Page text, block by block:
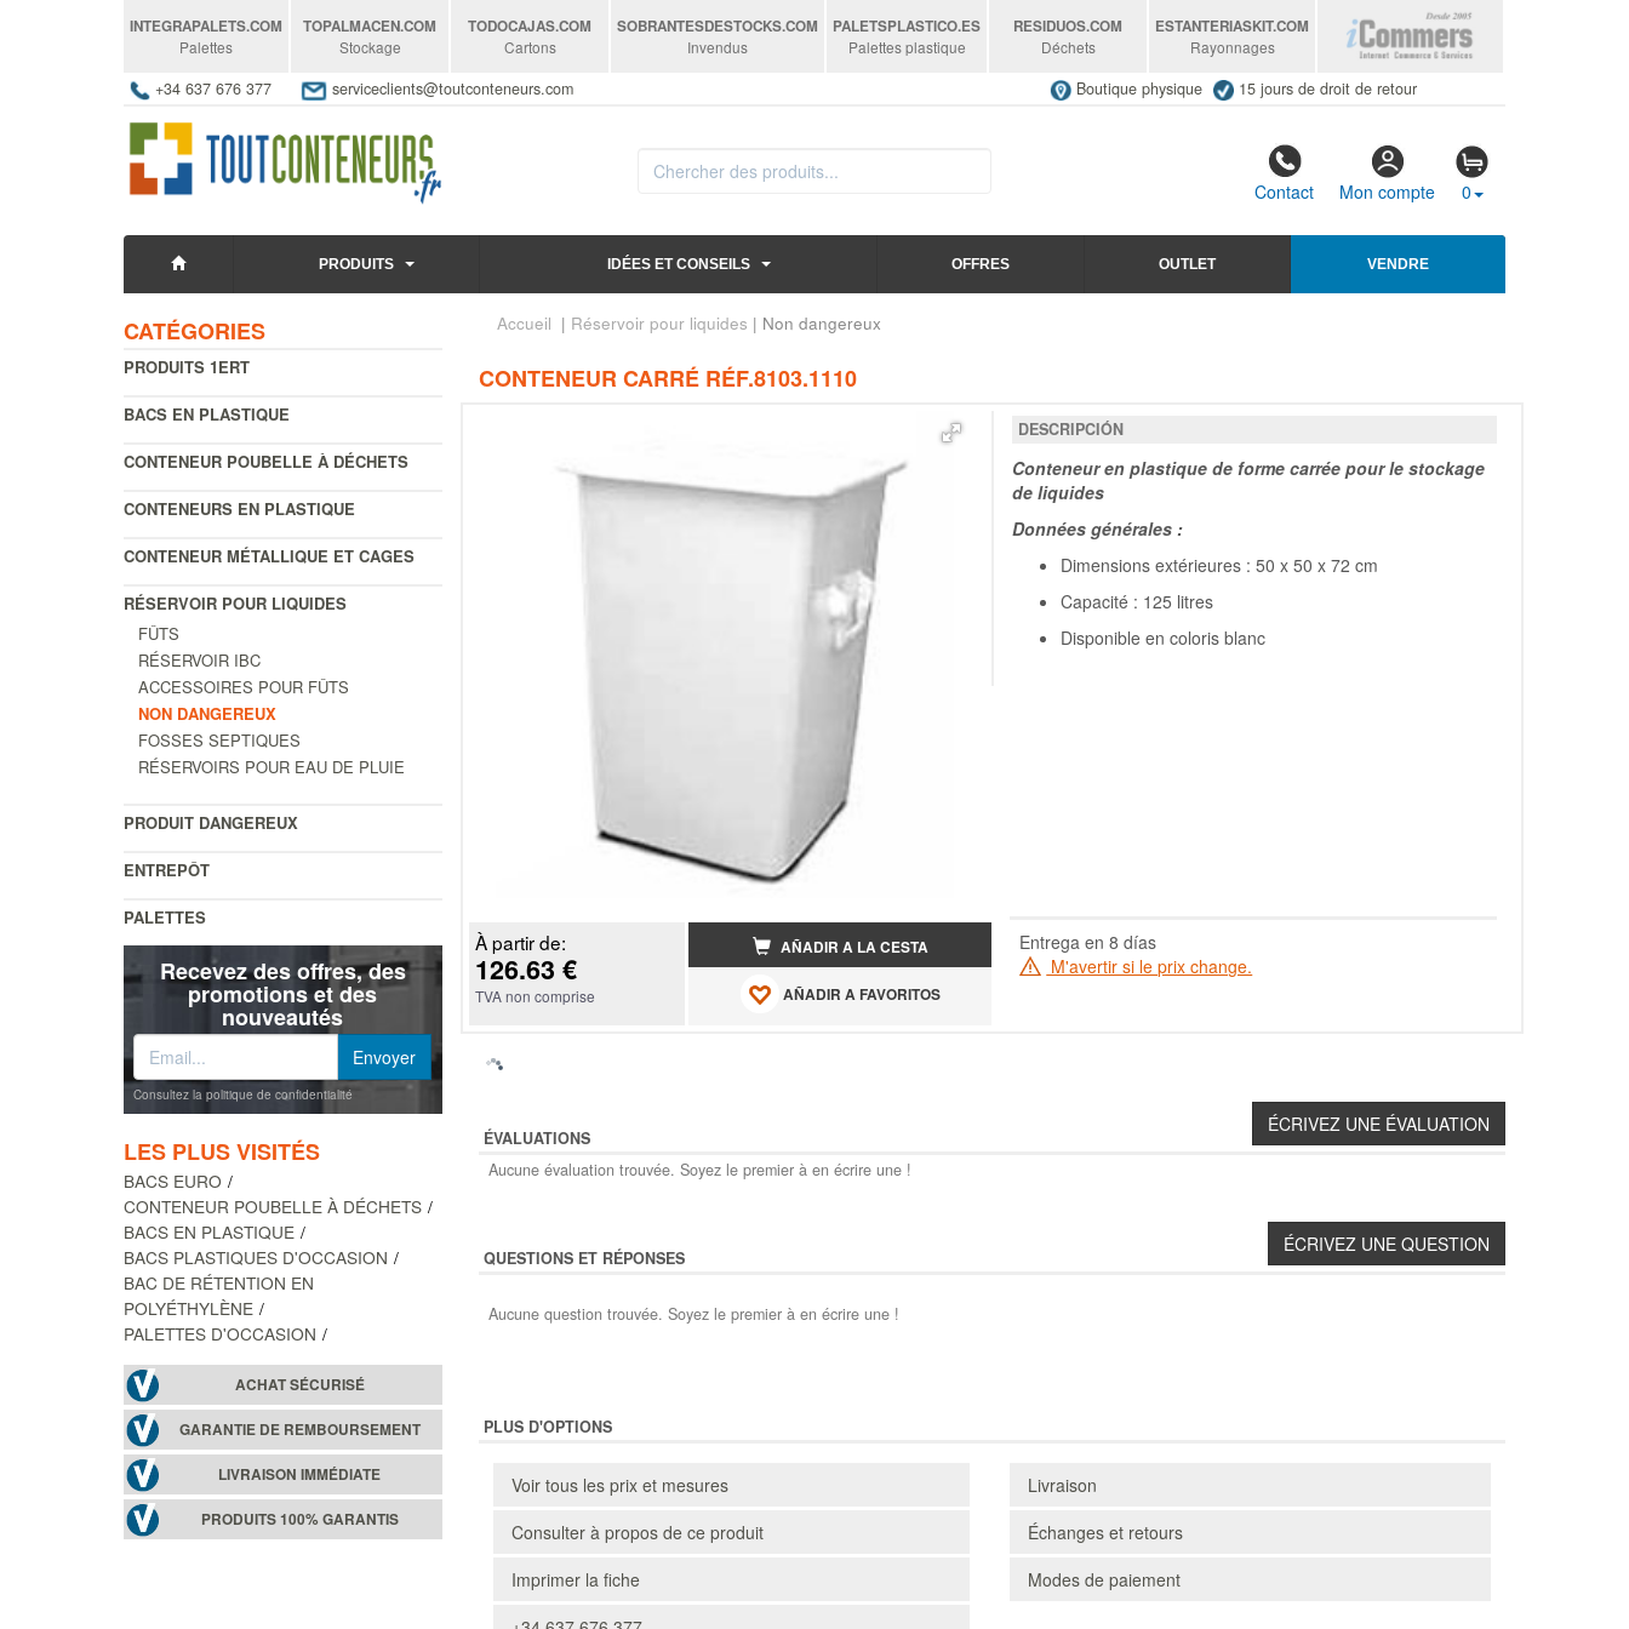
INTEGRAPALETS.COM
Palettes
TOPALMACEN.COM
Stockage
TODOCAJAS.COM
Cartons
SOBRANTESDESTOCKS.COM
Invendus
PALETSPLASTICO.ES
Palettes plastique
RESIDUOS.COM
Déchets
ESTANTERIASKIT.COM
Rayonnages
+34 637 676 377 serviceclients@toutconteneurs.com Boutique physique 15 jours de droit de retour
Contact Mon compte 0
PRODUITS IDÉES ET CONSEILS OFFRES OUTLET VENDRE
CATÉGORIES
PRODUITS 1ERT
BACS EN PLASTIQUE
CONTENEUR POUBELLE À DÉCHETS
CONTENEURS EN PLASTIQUE
CONTENEUR MÉTALLIQUE ET CAGES
RÉSERVOIR POUR LIQUIDES
FÛTS
RÉSERVOIR IBC
ACCESSOIRES POUR FÛTS
NON DANGEREUX
FOSSES SEPTIQUES
RÉSERVOIRS POUR EAU DE PLUIE
PRODUIT DANGEREUX
ENTREPÔT
PALETTES
Recevez des offres, des
promotions et des
nouveautés
Consultez la politique de confidentialité
LES PLUS VISITÉS
BACS EURO
CONTENEUR POUBELLE À DÉCHETS
BACS EN PLASTIQUE
BACS PLASTIQUES D'OCCASION
BAC DE RÉTENTION EN
POLYÉTHYLÈNE
PALETTES D'OCCASION
ACHAT SÉCURISÉ
GARANTIE DE REMBOURSEMENT
LIVRAISON IMMÉDIATE
PRODUITS 100% GARANTIS
Accueil | Réservoir pour liquides | Non dangereux
CONTENEUR CARRÉ RÉF.8103.1110
DESCRIPCIÓN
Conteneur en plastique de forme carrée pour le stockage
de liquides
Données générales :
Dimensions extérieures : 50 x 50 x 72 cm
Capacité : 125 litres
Disponible en coloris blanc
À partir de:
126.63 €
TVA non comprise
AÑADIR A LA CESTA
AÑADIR A FAVORITOS
Entrega en 8 días
M'avertir si le prix change.
ÉVALUATIONS
Aucune évaluation trouvée. Soyez le premier à en écrire une !
QUESTIONS ET RÉPONSES
Aucune question trouvée. Soyez le premier à en écrire une !
PLUS D'OPTIONS
Voir tous les prix et mesures
Consulter à propos de ce produit
Imprimer la fiche
Livraison
Échanges et retours
Modes de paiement